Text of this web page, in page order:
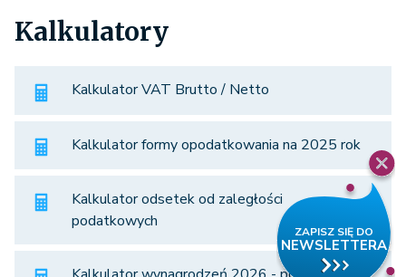
Kalkulatory
Kalkulator VAT Brutto / Netto
Kalkulator formy opodatkowania na 2025 rok
Kalkulator odsetek od zaległości
podatkowych